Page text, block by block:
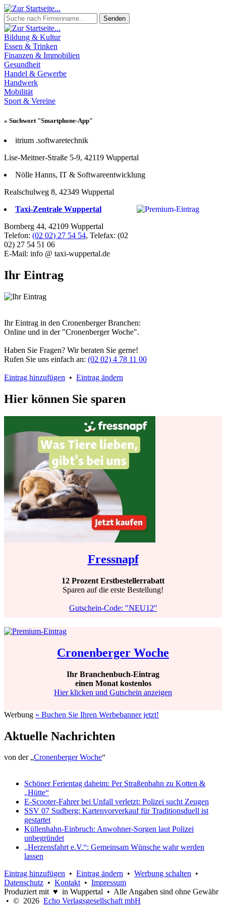
Senden
Bildung & Kultur
Essen & Trinken
Finanzen & Immobilien
Gesundheit
Handel & Gewerbe
Handwerk
Mobilität
Sport & Vereine
» Suchwort "Smartphone-App"
itrium .softwaretechnik
Lise-Meitner-Straße 5-9, 42119 Wuppertal
Nölle Hanns, IT & Softwareentwicklung
Realschulweg 8, 42349 Wuppertal
Taxi-Zentrale Wuppertal
Bornberg 44, 42109 Wuppertal
Telefon: (02 02) 27 54 54, Telefax: (02
02) 27 54 51 06
E-Mail: info @ taxi-wuppertal.de
Ihr Eintrag
Ihr Eintrag in den Cronenberger Branchen:
Online und in der "Cronenberger Woche".
Haben Sie Fragen? Wir beraten Sie gerne!
Rufen Sie uns einfach an: (02 02) 4 78 11 00
Eintrag hinzufügen • Eintrag ändern
Hier können Sie sparen
Fressnapf
12 Prozent Erstbestellerrabatt
Sparen auf die erste Bestellung!
Gutschein-Code: "NEU12"
Cronenberger Woche
Ihr Branchenbuch-Eintrag
einen Monat kostenlos
Hier klicken und Gutschein anzeigen
Werbung » Buchen Sie Ihren Werbebanner jetzt!
Aktuelle Nachrichten
von der „Cronenberger Woche“
Schöner Ferientag daheim: Per Straßenbahn zu Kotten &
„Hütte“
E-Scooter-Fahrer bei Unfall verletzt: Polizei sucht Zeugen
SSV 07 Sudberg: Kartenvorverkauf für Traditionsduell ist
gestartet
Küllenhahn-Einbruch: Anwohner-Sorgen laut Polizei
unbegründet
„Herzensfahrt e.V.“: Gemeinsam Wünsche wahr werden
lassen
Eintrag hinzufügen • Eintrag ändern • Werbung schalten •
Datenschutz • Kontakt• Impressum
Produziert mit ♥ in Wuppertal • Alle Angaben sind ohne Gewähr
• © 2026 Echo Verlagsgesellschaft mbH